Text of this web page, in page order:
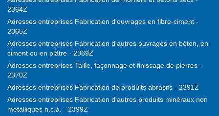
2364Z
Adresses entreprises Fabrication d'ouvrages en fibre-ciment -
2365Z
Adresses entreprises Fabrication d'autres ouvrages en béton, en
ciment ou en plâtre - 2369Z
Adresses entreprises Taille, façonnage et finissage de pierres -
2370Z
Adresses entreprises Fabrication de produits abrasifs - 2391Z
Adresses entreprises Fabrication d'autres produits minéraux non
métalliques n.c.a. - 2399Z